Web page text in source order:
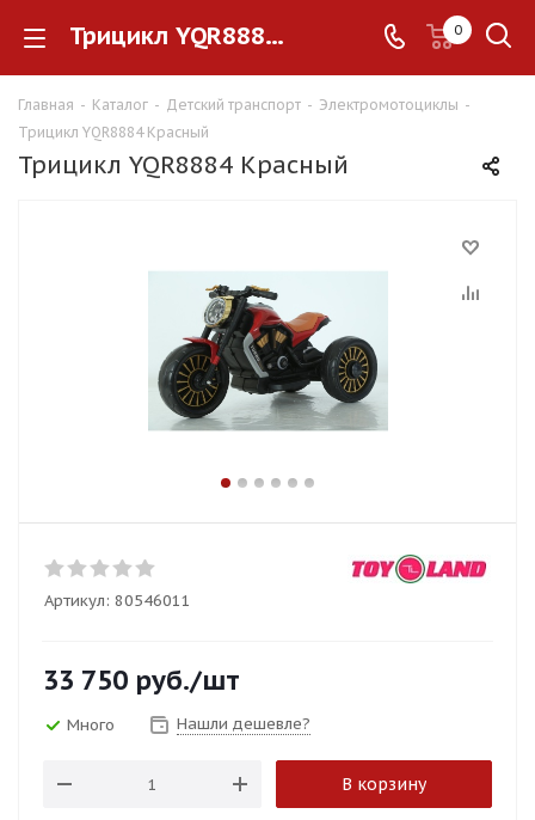
Трицикл YQR8884 Красный 0
Главная - Каталог - Детский транспорт - Электромотоциклы -
Трицикл YQR8884 Красный
Трицикл YQR8884 Красный
Артикул: 80546011
33 750 руб./шт
Много Нашли дешевле?
В корзину